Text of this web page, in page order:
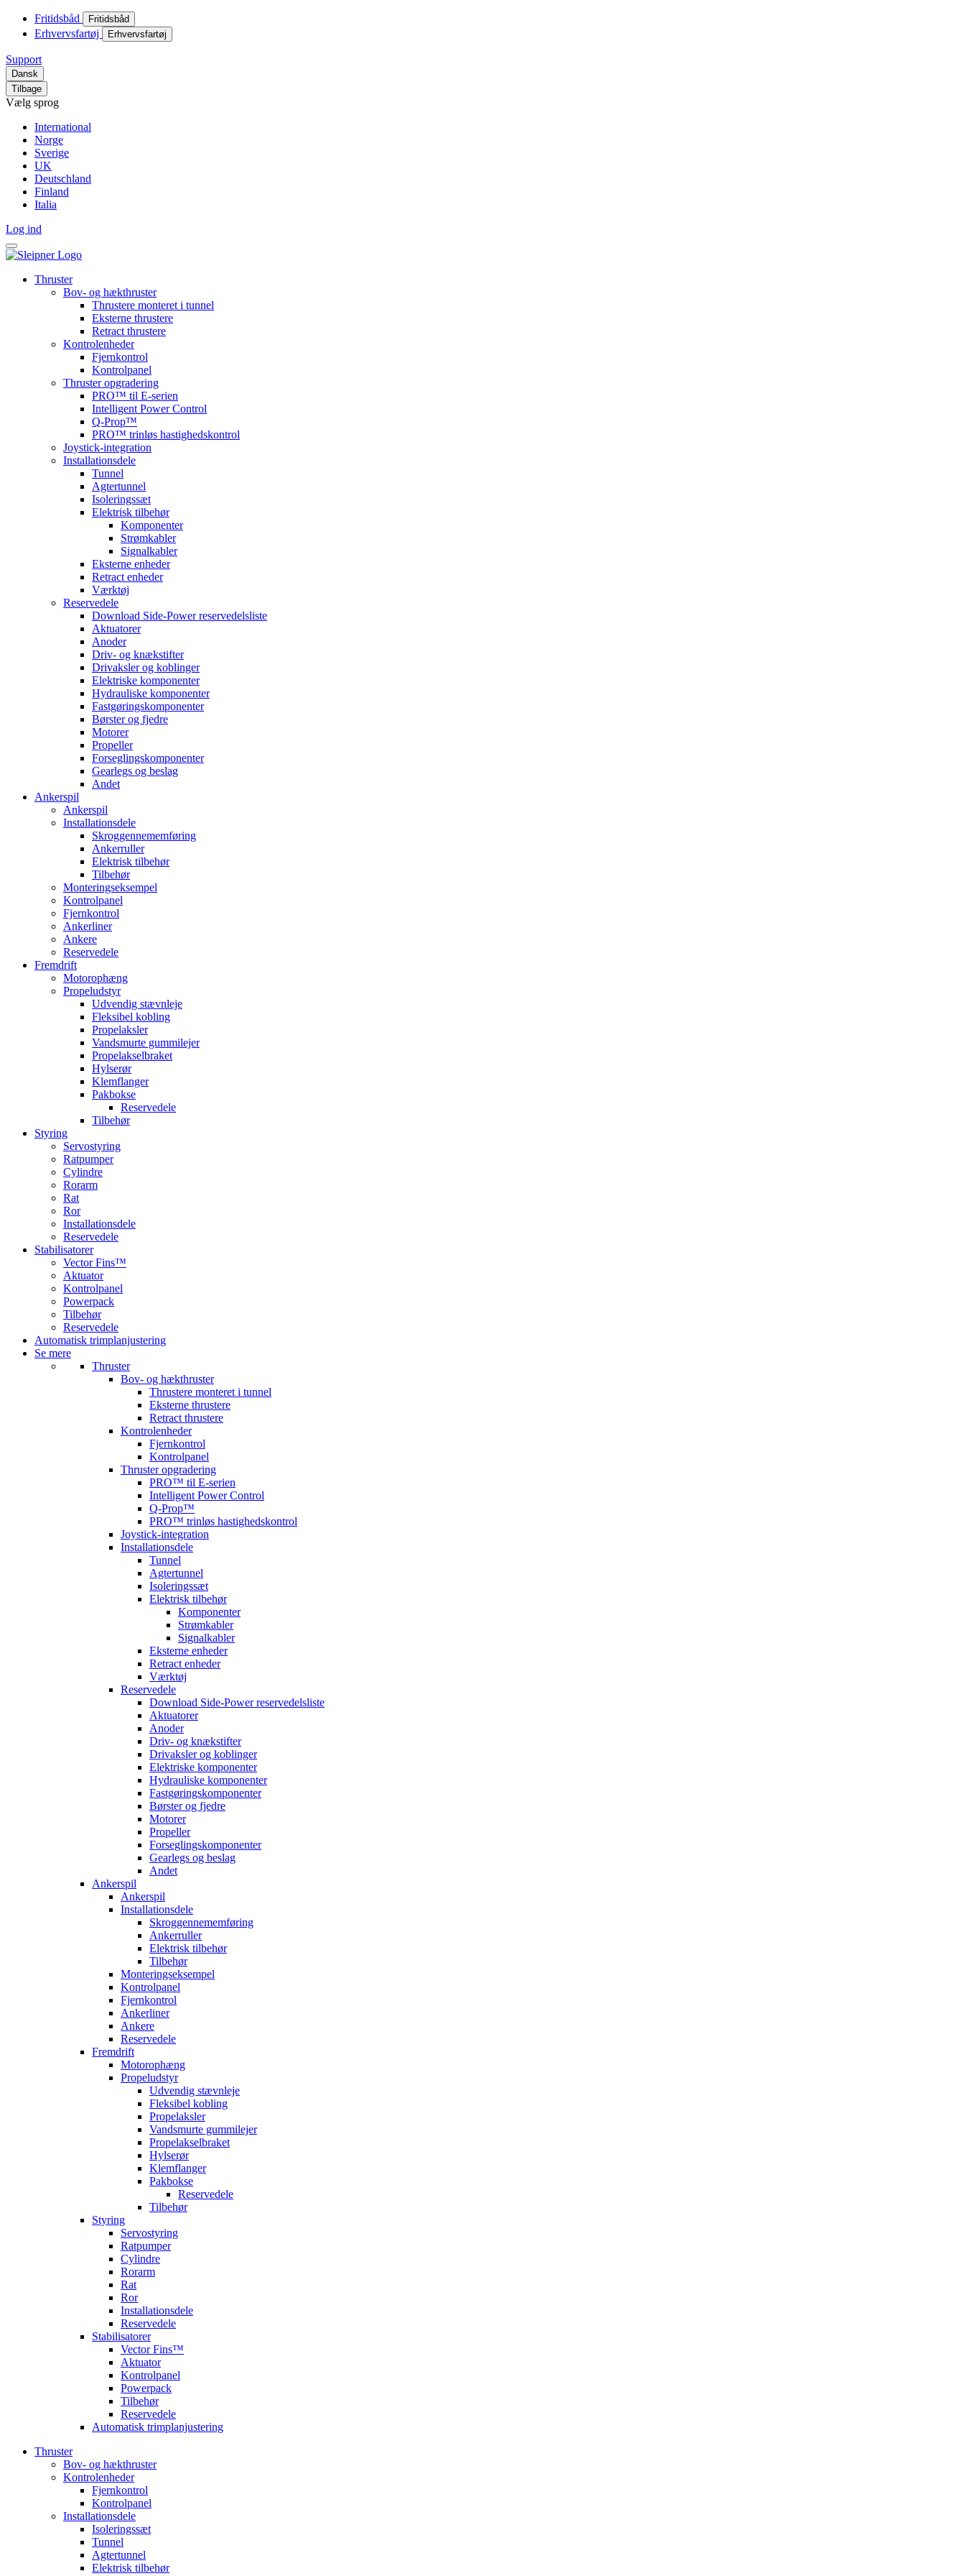
Fritidsbåd Fritidsbåd
Erhvervsfartøj Erhvervsfartøj
Support
Dansk
Tilbage
Vælg sprog
International
Norge
Sverige
UK
Deutschland
Finland
Italia
Log ind
Thruster
Bov- og hækthruster
Thrustere monteret i tunnel
Eksterne thrustere
Retract thrustere
Kontrolenheder
Fjernkontrol
Kontrolpanel
Thruster opgradering
PRO™ til E-serien
Intelligent Power Control
Q-Prop™
PRO™ trinløs hastighedskontrol
Joystick-integration
Installationsdele
Tunnel
Agtertunnel
Isoleringssæt
Elektrisk tilbehør
Komponenter
Strømkabler
Signalkabler
Eksterne enheder
Retract enheder
Værktøj
Reservedele
Download Side-Power reservedelsliste
Aktuatorer
Anoder
Driv- og knækstifter
Drivaksler og koblinger
Elektriske komponenter
Hydrauliske komponenter
Fastgøringskomponenter
Børster og fjedre
Motorer
Propeller
Forseglingskomponenter
Gearlegs og beslag
Andet
Ankerspil
Ankerspil
Installationsdele
Skroggennememføring
Ankerruller
Elektrisk tilbehør
Tilbehør
Monteringseksempel
Kontrolpanel
Fjernkontrol
Ankerliner
Ankere
Reservedele
Fremdrift
Motorophæng
Propeludstyr
Udvendig stævnleje
Fleksibel kobling
Propelaksler
Vandsmurte gummilejer
Propelakselbraket
Hylserør
Klemflanger
Pakbokse
Reservedele
Tilbehør
Styring
Servostyring
Ratpumper
Cylindre
Rorarm
Rat
Ror
Installationsdele
Reservedele
Stabilisatorer
Vector Fins™
Aktuator
Kontrolpanel
Powerpack
Tilbehør
Reservedele
Automatisk trimplanjustering
Se mere
Thruster
Bov- og hækthruster
Thrustere monteret i tunnel
Eksterne thrustere
Retract thrustere
Kontrolenheder
Fjernkontrol
Kontrolpanel
Thruster opgradering
PRO™ til E-serien
Intelligent Power Control
Q-Prop™
PRO™ trinløs hastighedskontrol
Joystick-integration
Installationsdele
Tunnel
Agtertunnel
Isoleringssæt
Elektrisk tilbehør
Komponenter
Strømkabler
Signalkabler
Eksterne enheder
Retract enheder
Værktøj
Reservedele
Download Side-Power reservedelsliste
Aktuatorer
Anoder
Driv- og knækstifter
Drivaksler og koblinger
Elektriske komponenter
Hydrauliske komponenter
Fastgøringskomponenter
Børster og fjedre
Motorer
Propeller
Forseglingskomponenter
Gearlegs og beslag
Andet
Ankerspil
Ankerspil
Installationsdele
Skroggennememføring
Ankerruller
Elektrisk tilbehør
Tilbehør
Monteringseksempel
Kontrolpanel
Fjernkontrol
Ankerliner
Ankere
Reservedele
Fremdrift
Motorophæng
Propeludstyr
Udvendig stævnleje
Fleksibel kobling
Propelaksler
Vandsmurte gummilejer
Propelakselbraket
Hylserør
Klemflanger
Pakbokse
Reservedele
Tilbehør
Styring
Servostyring
Ratpumper
Cylindre
Rorarm
Rat
Ror
Installationsdele
Reservedele
Stabilisatorer
Vector Fins™
Aktuator
Kontrolpanel
Powerpack
Tilbehør
Reservedele
Automatisk trimplanjustering
Thruster
Bov- og hækthruster
Kontrolenheder
Fjernkontrol
Kontrolpanel
Installationsdele
Isoleringssæt
Tunnel
Agtertunnel
Elektrisk tilbehør